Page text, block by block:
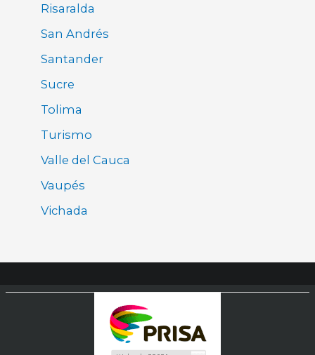
Risaralda
San Andrés
Santander
Sucre
Tolima
Turismo
Valle del Cauca
Vaupés
Vichada